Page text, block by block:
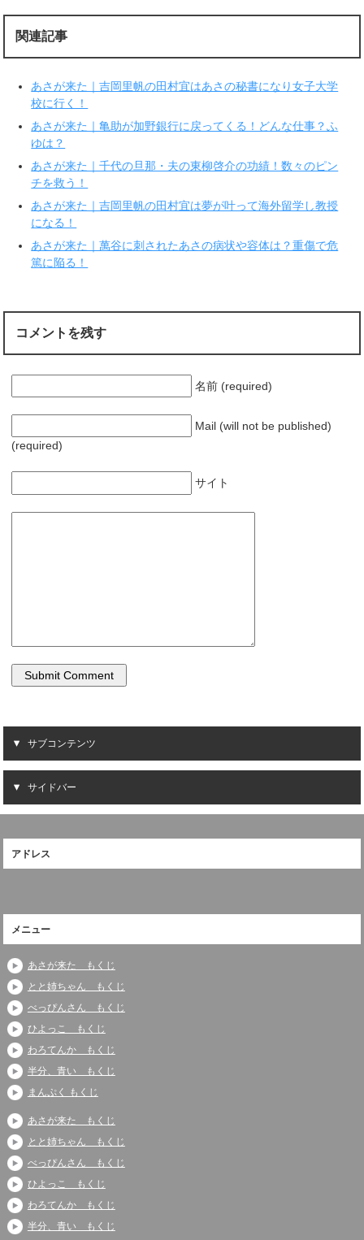
e
r
で
有
新
し
い
ウ
ン
ド
ウ
開
き
ま
)
す
ク
ッ
ク
し
て
く
だ
新
し
い
ィ
ン
で
開
き
関連記事
あさが来た｜吉岡里帆の田村宜はあさの秘書になり女子大学
校に行く！
あさが来た｜亀助が加野銀行に戻ってくる！どんな仕事？ふ
ゆは？
あさが来た｜千代の旦那・夫の東柳啓介の功績！数々のピン
チを救う！
あさが来た｜吉岡里帆の田村宜は夢が叶って海外留学し教授
になる！
あさが来た｜萬谷に刺されたあさの病状や容体は？重傷で危
篤に陥る！
コメントを残す
名前 (required)
Mail (will not be published)
(required)
サイト
サブコンテンツ
サイドバー
アドレス
メニュー
あさが来た もくじ
とと姉ちゃん もくじ
べっぴんさん もくじ
ひよっこ もくじ
わろてんか もくじ
半分、青い もくじ
まんぷく もくじ
あさが来た もくじ
とと姉ちゃん もくじ
べっぴんさん もくじ
ひよっこ もくじ
わろてんか もくじ
半分、青い もくじ